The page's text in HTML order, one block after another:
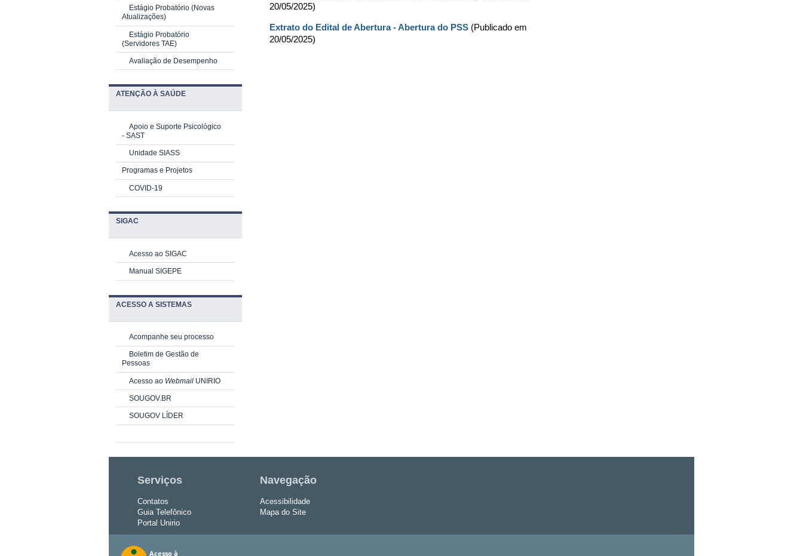
20/05/2025)
Extrato do Edital de Abertura - Abertura do PSS (Publicado em
20/05/2025)
Estágio Probatório (Novas
Atualizações)
Estágio Probatório
(Servidores TAE)
Avaliação de Desempenho
ATENÇÃO À SAÚDE
Apoio e Suporte Psicológico
- SAST
Unidade SIASS
Programas e Projetos
COVID-19
SIGAC
Acesso ao SIGAC
Manual SIGEPE
ACESSO A SISTEMAS
Acompanhe seu processo
Boletim de Gestão de
Pessoas
Acesso ao Webmail UNIRIO
SOUGOV.BR
SOUGOV LÍDER
Serviços
Contatos
Guia Telefônico
Portal Unirio
Navegação
Acessibilidade
Mapa do Site